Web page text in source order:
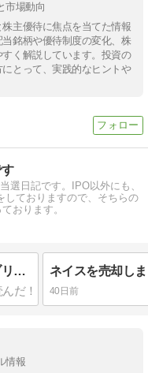
市場動向
主優待に焦点を当てた情報
銘柄や優待制度の変化、株
く解説しています。投資の
とって、実践的なヒントや
選日記です。IPO以外にも、
しておりますので、そちらの
おります。
マネックス証券で当選していたエブリーを売却 ネイスを売却し
40日前
情報